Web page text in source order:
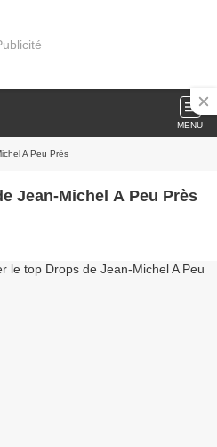
MENU
A Peu Près
Jean-Michel A Peu Près